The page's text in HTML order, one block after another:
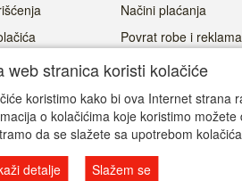
-
Načini plaćanja
Povrat robe i
Isporuka
web stranica koristi kolačiće
koristimo kako bi ova Internet strana
o kolačićima koje koristimo
da se slažete sa upotrebom
detalje
Slažem se